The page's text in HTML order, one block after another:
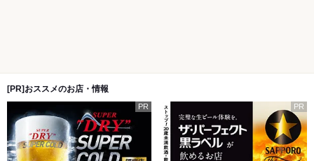
[PR]おススメのお店・情報
PR PR